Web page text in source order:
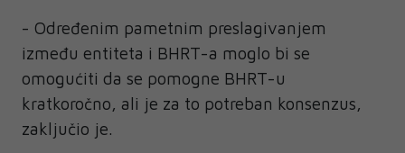
- Određenim pametnim preslagivanjem
između entiteta i BHRT-a moglo bi se
omogućiti da se pomogne BHRT-u
kratkoročno, ali je za to potreban konsenzus,
zaključio je.